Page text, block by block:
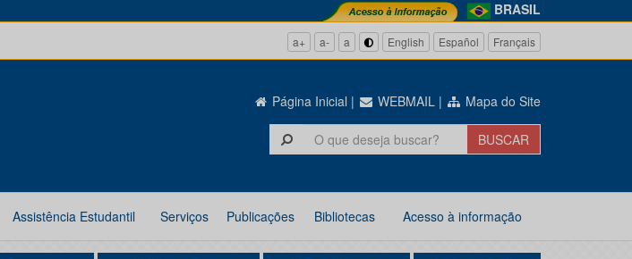
BRASIL
a+ a- a English Español Français
Página Inicial | WEBMAIL | Mapa do Site
Assistência Estudantil Serviços Publicações Bibliotecas Acesso à informação